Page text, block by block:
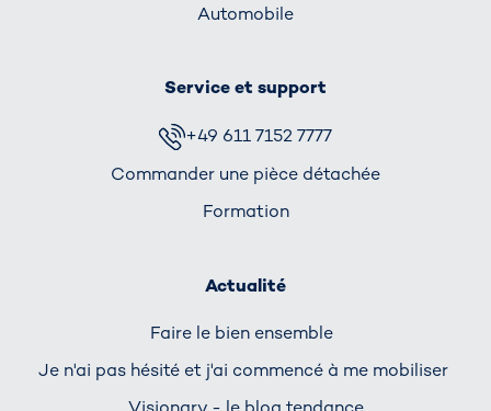
Automobile
Service et support
+49 611 7152 7777
Commander une pièce détachée
Formation
Actualité
Faire le bien ensemble
Je n'ai pas hésité et j'ai commencé à me mobiliser